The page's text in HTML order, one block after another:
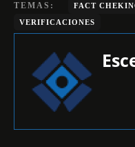
TEMAS: FACT
VERIFICACIONES